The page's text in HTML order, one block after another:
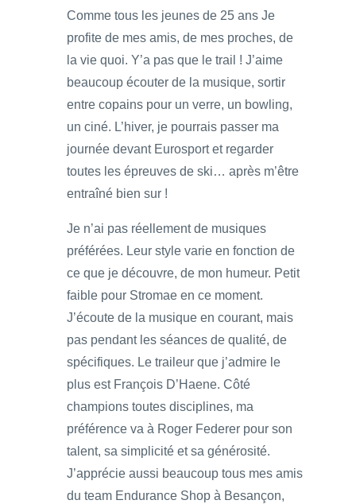
Comme tous les jeunes de 25 ans Je
profite de mes amis, de mes proches, de
la vie quoi. Y’a pas que le trail ! J’aime
beaucoup écouter de la musique, sortir
entre copains pour un verre, un bowling,
un ciné. L’hiver, je pourrais passer ma
journée devant Eurosport et regarder
toutes les épreuves de ski… après m’être
entraîné bien sur !
Je n’ai pas réellement de musiques
préférées. Leur style varie en fonction de
ce que je découvre, de mon humeur. Petit
faible pour Stromae en ce moment.
J’écoute de la musique en courant, mais
pas pendant les séances de qualité, de
spécifiques. Le traileur que j’admire le
plus est François D’Haene. Côté
champions toutes disciplines, ma
préférence va à Roger Federer pour son
talent, sa simplicité et sa générosité.
J’apprécie aussi beaucoup tous mes amis
du team Endurance Shop à Besançon,